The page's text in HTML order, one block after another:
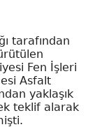
tarafından
Fen İşleri
Asfalt
yaklaşık
teklif alarak